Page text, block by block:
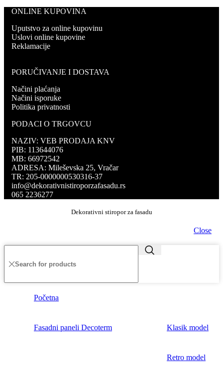
ONLINE KUPOVINA
Uputstvo za online kupovinu
Uslovi online kupovine
Reklamacije
PORUČIVANJE I DOSTAVA
Načini plaćanja
Načini isporuke
Politika privatnosti
PODACI O TRGOVCU
NAZIV: VEB PRODAJA KNV
PIB: 113644076
MB: 66972542
ADRESA: Mileševska 25, Vračar
TR: 205-0000000530316-37
info@dekorativnistiroporzafasadu.rs
065 2236277
Dekorativni stiropor za fasadu
Close
Početna
Fasadni paneli Decoterm Klasik model
Retro model